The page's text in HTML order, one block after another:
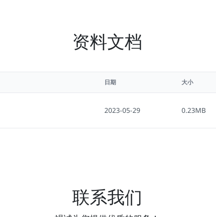
资料文档
日期 大小
2023-05-29 0.23MB
联系我们